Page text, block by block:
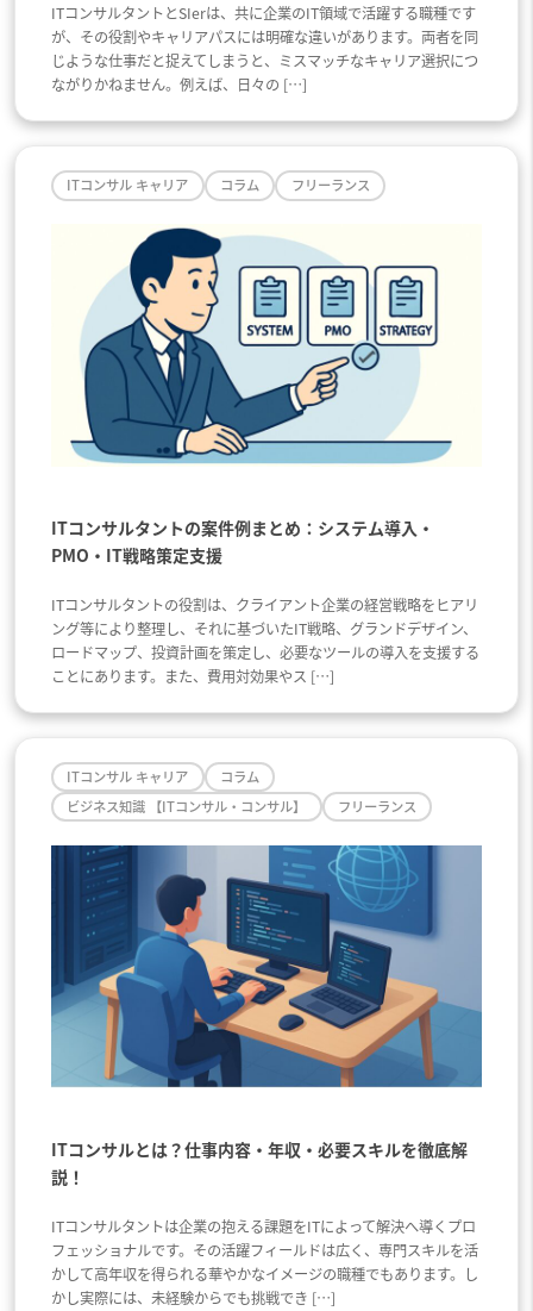
ITコンサルタントとSIerは、共に企業のIT領域で活躍する職種です
が、その役割やキャリアパスには明確な違いがあります。両者を同
じような仕事だと捉えてしまうと、ミスマッチなキャリア選択につ
ながりかねません。例えば、日々の […]
ITコンサル キャリア コラム フリーランス
ITコンサルタントの案件例まとめ：システム導入・
PMO・IT戦略策定支援
ITコンサルタントの役割は、クライアント企業の経営戦略をヒアリ
ング等により整理し、それに基づいたIT戦略、グランドデザイン、
ロードマップ、投資計画を策定し、必要なツールの導入を支援する
ことにあります。また、費用対効果やス […]
ITコンサル キャリア
コラム
ビジネス知識 【ITコンサル・コンサル】
フリーランス
ITコンサルとは？仕事内容・年収・必要スキルを徹底解
説！
ITコンサルタントは企業の抱える課題をITによって解決へ導くプロ
フェッショナルです。その活躍フィールドは広く、専門スキルを活
かして高年収を得られる華やかなイメージの職種でもあります。し
かし実際には、未経験からでも挑戦でき […]